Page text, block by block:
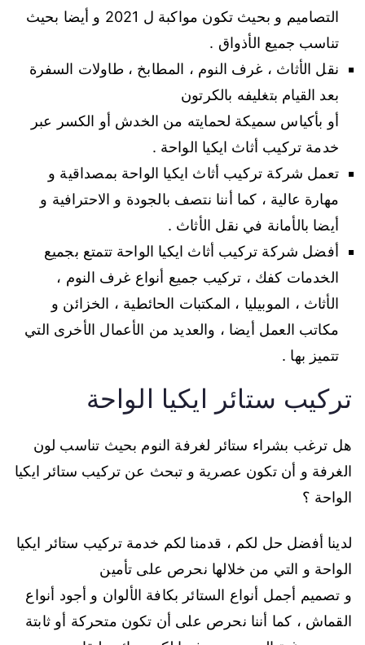
التصاميم و بحيث تكون مواكبة ل 2021 و أيضا بحيث
تناسب جميع الأذواق .
نقل الأثاث ، غرف النوم ، المطابخ ، طاولات السفرة
بعد القيام بتغليفه بالكرتون
أو بأكياس سميكة لحمايته من الخدش أو الكسر عبر
خدمة تركيب أثاث ايكيا الواحة .
تعمل شركة تركيب أثاث ايكيا الواحة بمصداقية و
مهارة عالية ، كما أننا نتصف بالجودة و الاحترافية و
أيضا بالأمانة في نقل الأثاث .
أفضل شركة تركيب أثاث ايكيا الواحة تتمتع بجميع
الخدمات كفك ، تركيب جميع أنواع غرف النوم ،
الأثاث ، الموبيليا ، المكتبات الحائطية ، الخزائن و
مكاتب العمل أيضا ، والعديد من الأعمال الأخرى التي
تتميز بها .
تركيب ستائر ايكيا الواحة
هل ترغب بشراء ستائر لغرفة النوم بحيث تناسب لون
الغرفة و أن تكون عصرية و تبحث عن تركيب ستائر ايكيا
الواحة ؟
لدينا أفضل حل لكم ، قدمنا لكم خدمة تركيب ستائر ايكيا
الواحة و التي من خلالها نحرص على تأمين
و تصميم أجمل أنواع الستائر بكافة الألوان و أجود أنواع
القماش ، كما أننا نحرص على أن تكون متحركة أو ثابتة